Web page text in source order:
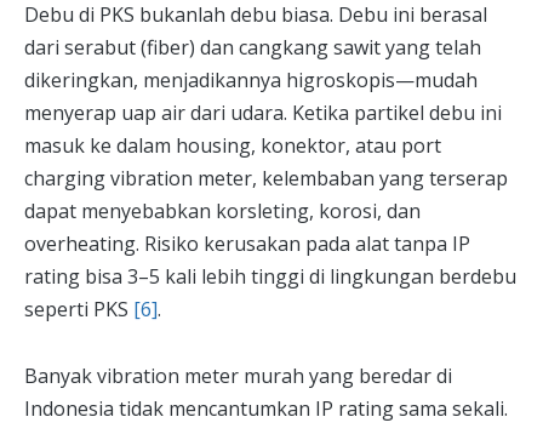
Debu di PKS bukanlah debu biasa. Debu ini berasal
dari serabut (fiber) dan cangkang sawit yang telah
dikeringkan, menjadikannya higroskopis—mudah
menyerap uap air dari udara. Ketika partikel debu ini
masuk ke dalam housing, konektor, atau port
charging vibration meter, kelembaban yang terserap
dapat menyebabkan korsleting, korosi, dan
overheating. Risiko kerusakan pada alat tanpa IP
rating bisa 3–5 kali lebih tinggi di lingkungan berdebu
seperti PKS [6].
Banyak vibration meter murah yang beredar di
Indonesia tidak mencantumkan IP rating sama sekali.